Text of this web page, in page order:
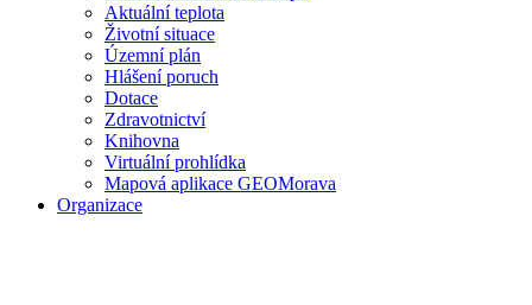
Aktuální teplota
Životní situace
Územní plán
Hlášení poruch
Dotace
Zdravotnictví
Knihovna
Virtuální prohlídka
Mapová aplikace GEOMorava
Organizace